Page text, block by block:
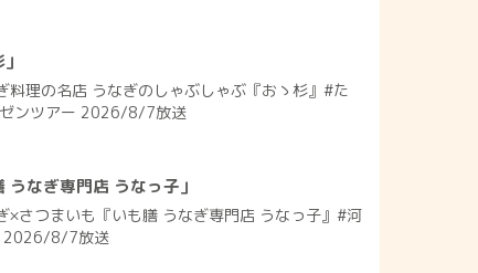
料理の名店 うなぎのしゃぶしゃぶ『おゝ杉』#た
ンツアー 2026/8/7放送
うなぎ専門店 うなっ子」
×さつまいも『いも膳 うなぎ専門店 うなっ子』#河
2026/8/7放送